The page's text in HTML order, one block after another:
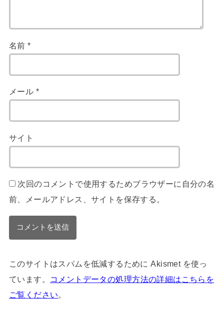
名前*
メール *
サイト
次回のコメントで使用するためブラウザーに自分の名
前、メールアドレス、サイトを保存する。
このサイトはスパムを低減するために Akismet を使っ
ています。
コメントデータの処理方法の詳細はこちらを
ご覧ください。